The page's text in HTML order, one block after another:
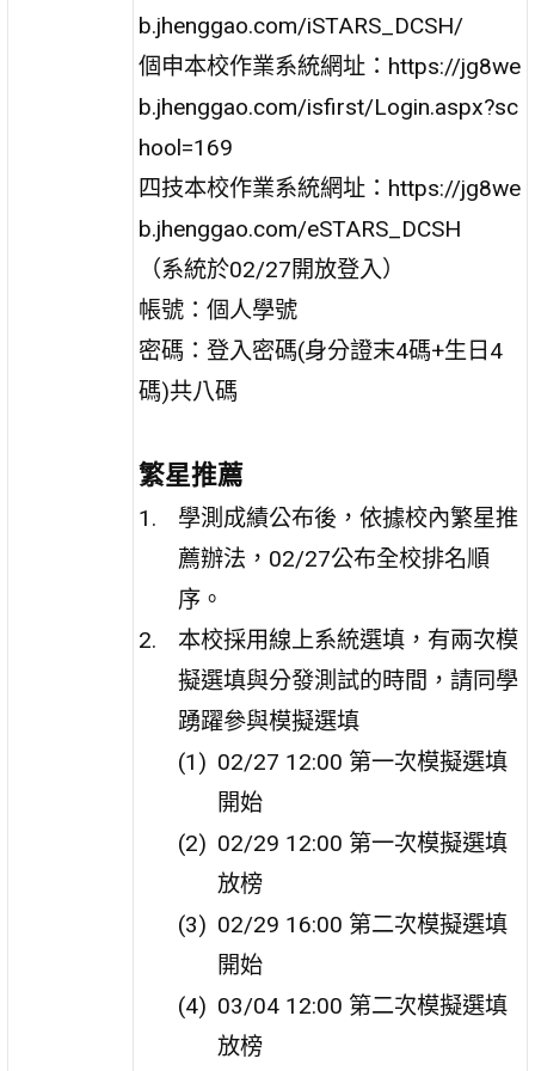
b.jhenggao.com/iSTARS_DCSH/
個申本校作業系統網址：https://jg8we
b.jhenggao.com/isfirst/Login.aspx?sc
hool=169
四技本校作業系統網址：https://jg8we
b.jhenggao.com/eSTARS_DCSH
（系統於02/27開放登入）
帳號：個人學號
密碼：登入密碼(身分證末4碼+生日4
碼)共八碼
繁星推薦
學測成績公布後，依據校內繁星推
薦辦法，02/27公布全校排名順
序。
本校採用線上系統選填，有兩次模
擬選填與分發測試的時間，請同學
踴躍參與模擬選填
02/27 12:00 第一次模擬選填
開始
02/29 12:00 第一次模擬選填
放榜
02/29 16:00 第二次模擬選填
開始
03/04 12:00 第二次模擬選填
放榜